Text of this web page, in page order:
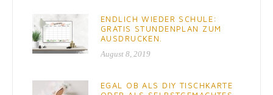
ENDLICH WIEDER SCHULE:
GRATIS STUNDENPLAN ZUM
AUSDRUCKEN.
August 8, 2019
EGAL OB ALS DIY TISCHKARTE